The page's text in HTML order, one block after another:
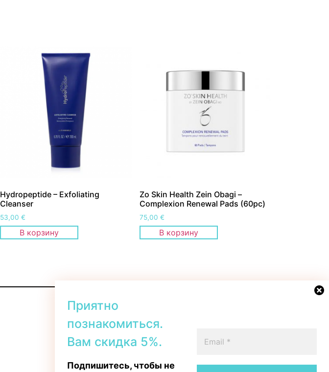
Приятно
познакомиться.
Вам скидка 5%.
Подпишитесь, чтобы не
Hydropeptide – Exfoliating
Cleanser
53,00 €
В корзину
Zo Skin Health Zein Obagi –
Сomplexion Renewal Pads (60pc)
75,00 €
В корзину
Kadaka tee 42b, Tallinn
Пн-Пт: 11:00–19:00
Вс: 11:00 - 15:00
Messenger